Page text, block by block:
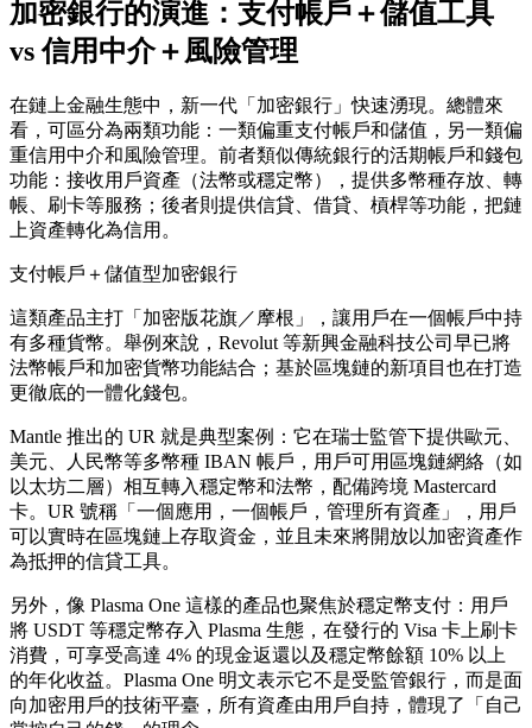
加密銀行的演進：支付帳戶＋儲值工具
vs 信用中介＋風險管理
在鏈上金融生態中，新一代「加密銀行」快速湧現。總體來
看，可區分為兩類功能：一類偏重支付帳戶和儲值，另一類偏
重信用中介和風險管理。前者類似傳統銀行的活期帳戶和錢包
功能：接收用戶資產（法幣或穩定幣），提供多幣種存放、轉
帳、刷卡等服務；後者則提供信貸、借貸、槓桿等功能，把鏈
上資產轉化為信用。
支付帳戶＋儲值型加密銀行
這類產品主打「加密版花旗／摩根」，讓用戶在一個帳戶中持
有多種貨幣。舉例來說，Revolut 等新興金融科技公司早已將
法幣帳戶和加密貨幣功能結合；基於區塊鏈的新項目也在打造
更徹底的一體化錢包。
Mantle 推出的 UR 就是典型案例：它在瑞士監管下提供歐元、
美元、人民幣等多幣種 IBAN 帳戶，用戶可用區塊鏈網絡（如
以太坊二層）相互轉入穩定幣和法幣，配備跨境 Mastercard
卡。UR 號稱「一個應用，一個帳戶，管理所有資產」，用戶
可以實時在區塊鏈上存取資金，並且未來將開放以加密資產作
為抵押的信貸工具。
另外，像 Plasma One 這樣的產品也聚焦於穩定幣支付：用戶
將 USDT 等穩定幣存入 Plasma 生態，在發行的 Visa 卡上刷卡
消費，可享受高達 4% 的現金返還以及穩定幣餘額 10% 以上
的年化收益。Plasma One 明文表示它不是受監管銀行，而是面
向加密用戶的技術平臺，所有資產由用戶自持，體現了「自己